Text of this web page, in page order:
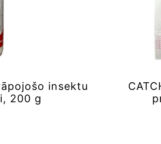
insektu
200 g